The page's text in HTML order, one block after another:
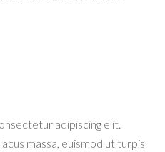
adipiscing elit.
massa, euismod ut turpis